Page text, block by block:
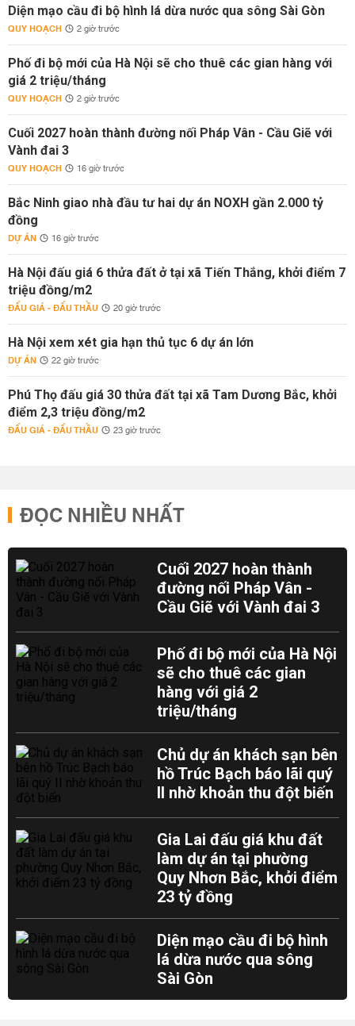
Diện mạo cầu đi bộ hình lá dừa nước qua sông Sài Gòn
QUY HOẠCH 2 giờ trước
Phố đi bộ mới của Hà Nội sẽ cho thuê các gian hàng với
giá 2 triệu/tháng
QUY HOẠCH 2 giờ trước
Cuối 2027 hoàn thành đường nối Pháp Vân - Cầu Giẽ với
Vành đai 3
QUY HOẠCH 16 giờ trước
Bắc Ninh giao nhà đầu tư hai dự án NOXH gần 2.000 tỷ
đồng
DỰ ÁN 16 giờ trước
Hà Nội đấu giá 6 thửa đất ở tại xã Tiến Thắng, khởi điểm 7
triệu đồng/m2
ĐẤU GIÁ - ĐẤU THẦU 20 giờ trước
Hà Nội xem xét gia hạn thủ tục 6 dự án lớn
DỰ ÁN 22 giờ trước
Phú Thọ đấu giá 30 thửa đất tại xã Tam Dương Bắc, khởi
điểm 2,3 triệu đồng/m2
ĐẤU GIÁ - ĐẤU THẦU 23 giờ trước
ĐỌC NHIỀU NHẤT
Cuối 2027 hoàn thành
đường nối Pháp Vân -
Cầu Giẽ với Vành đai 3
Phố đi bộ mới của Hà Nội
sẽ cho thuê các gian
hàng với giá 2
triệu/tháng
Chủ dự án khách sạn bên
hồ Trúc Bạch báo lãi quý
II nhờ khoản thu đột biến
Gia Lai đấu giá khu đất
làm dự án tại phường
Quy Nhơn Bắc, khởi điểm
23 tỷ đồng
Diện mạo cầu đi bộ hình
lá dừa nước qua sông
Sài Gòn